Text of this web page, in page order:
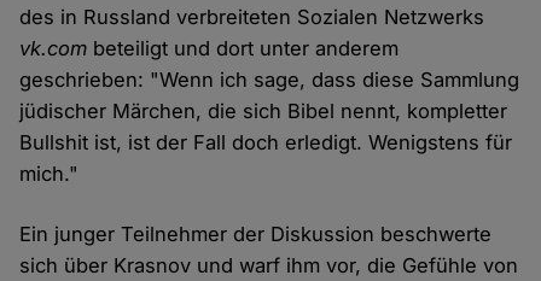
des in Russland verbreiteten Sozialen Netzwerks
vk.com beteiligt und dort unter anderem
geschrieben: "Wenn ich sage, dass diese Sammlung
jüdischer Märchen, die sich Bibel nennt, kompletter
Bullshit ist, ist der Fall doch erledigt. Wenigstens für
mich."
Ein junger Teilnehmer der Diskussion beschwerte
sich über Krasnov und warf ihm vor, die Gefühle von